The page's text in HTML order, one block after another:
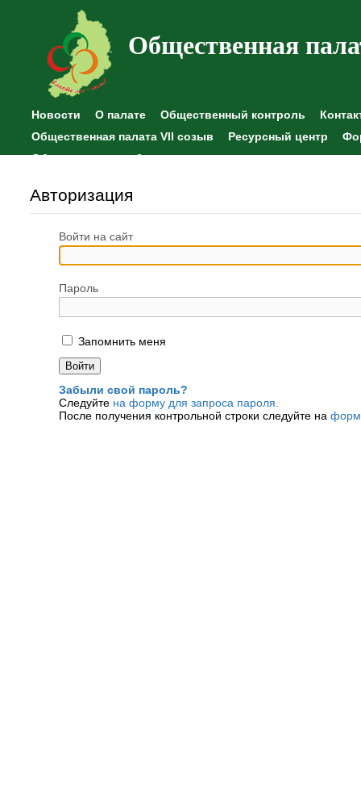
Общественная
Новости О палате Общественный контроль
Общественная палата VII созыв
Ресурсный центр
Общественные наблюдения
Авторизация
Войти на сайт
Пароль
Запомнить меня
Забыли свой пароль?
Следуйте на форму для запроса пароля.
После получения контрольной строки следуйте на